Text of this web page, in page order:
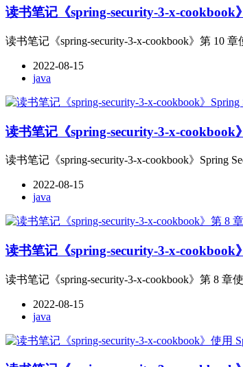
读书笔记《spring-security-3-x-
读书笔记《spring-security-3-x-cookbook》第 10
2022-08-15
java
读书笔记《spring-security-3-x-
读书笔记《spring-security-3-x-cookbook》Spring
2022-08-15
java
读书笔记《spring-security-3-x-
读书笔记《spring-security-3-x-cookbook》第 8 章
2022-08-15
java